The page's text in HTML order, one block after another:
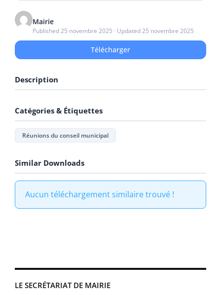
LE SECRÉTARIAT DE MAIRIE
Mairie
Published 25 novembre 2025 · Updated 25 novembre 2025
Télécharger
Description
Catégories & Étiquettes
Réunions du conseil municipal
Similar Downloads
Aucun téléchargement similaire trouvé !